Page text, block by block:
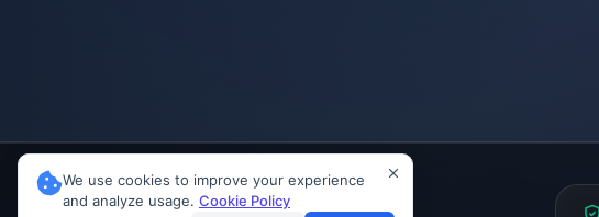
We use cookies to improve your experience
and analyze usage. Cookie Policy